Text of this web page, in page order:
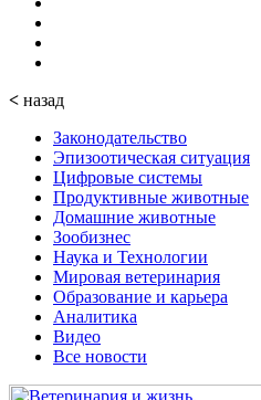
< назад
Законодательство
Эпизоотическая ситуация
Цифровые системы
Продуктивные животные
Домашние животные
Зообизнес
Наука и Технологии
Мировая ветеринария
Образование и карьера
Аналитика
Видео
Все новости